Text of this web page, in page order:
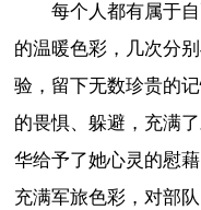
每个人都有属于
的温暖色彩，几次分
验，留下无数珍贵的
的畏惧、躲避，充满
华给予了她心灵的慰
充满军旅色彩，对部